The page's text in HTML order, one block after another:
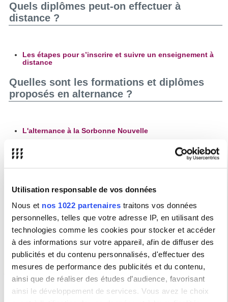
Utilisation responsable de vos données
Nous et nos 1022 partenaires traitons vos données
personnelles, telles que votre adresse IP, en utilisant des
technologies comme les cookies pour stocker et accéder
à des informations sur votre appareil, afin de diffuser des
publicités et du contenu personnalisés, d'effectuer des
mesures de performance des publicités et du contenu,
ainsi que de réaliser des études d’audience, favorisant
ainsi le développement de services. Vous avez le choix
Quels diplômes peut-on effectuer à
distance ?
Les étapes pour s’inscrire et suivre un enseignement à
distance
Quelles sont les formations et diplômes
proposés en alternance ?
L'alternance à la Sorbonne Nouvelle
Quelles sont les formations proposées par
le Service de la Formation Continue ?
La reprise d'études et la Validation des Acquis
Professionnels et/ou Personnels (VAPP)
La Validation d'Acquis de l'Expérience (VAE)
Guichet numérique étudiant
Pour toutes questions concernant votre scolarité ou les formations de la
Sorbonne Nouvelle,connectez vous puis saisissez votre demande.